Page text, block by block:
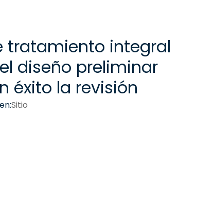
tratamiento integral
diseño preliminar
éxito la revisión
Sitio